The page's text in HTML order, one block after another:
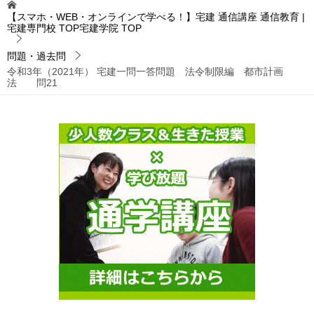
【スマホ・WEB・オンラインで学べる！】宅建 通信講座 通信教育 |
宅建専門校 TOP宅建学院 TOP
問題・過去問
令和3年（2021年） 宅建一問一答問題 法令制限編 都市計画
法 問21